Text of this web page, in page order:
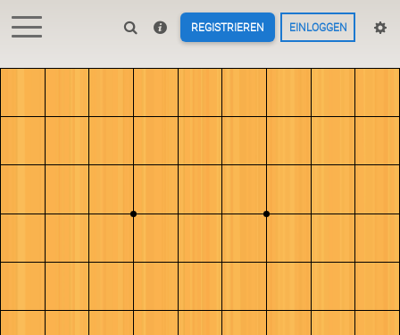
REGISTRIEREN EINLOGGEN